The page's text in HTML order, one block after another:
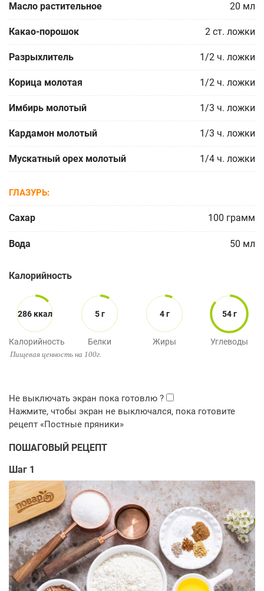
Масло растительное 20 мл
Какао-порошок 2 ст. ложки
Разрыхлитель 1/2 ч. ложки
Корица молотая 1/2 ч. ложки
Имбирь молотый 1/3 ч. ложки
Кардамон молотый 1/3 ч. ложки
Мускатный орех молотый 1/4 ч. ложки
ГЛАЗУРЬ
Сахар 100 грамм
Вода 50 мл
Калорийность
286 ккал
Калорийность
5 г
Белки
4 г
Жиры
54 г
Углеводы
Пищевая ценность на 100г.
ПОШАГОВЫЙ РЕЦЕПТ
Шаг 1